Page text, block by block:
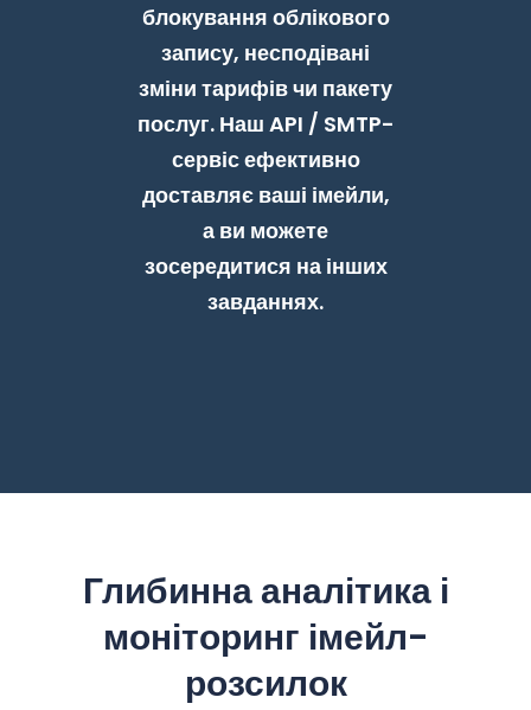
блокування облікового
запису, несподівані
зміни тарифів чи пакету
послуг. Наш API / SMTP-
сервіс ефективно
доставляє ваші імейли,
а ви можете
зосередитися на інших
завданнях.
Глибинна аналітика і
моніторинг імейл-
розсилок